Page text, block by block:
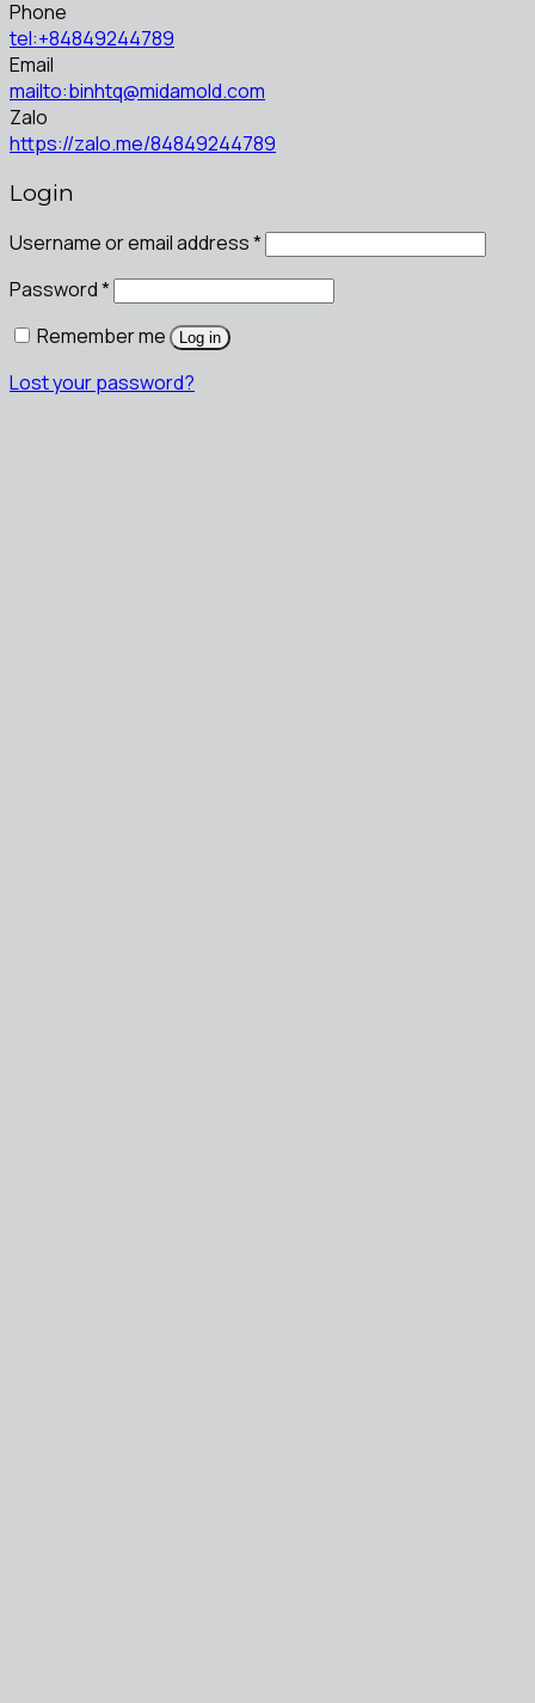
Phone
tel:+84849244789
Email
mailto:binhtq@midamold.com
Zalo
https://zalo.me/84849244789
Login
Username or email address*
Password*
Remember me
Log in
Lost your password?